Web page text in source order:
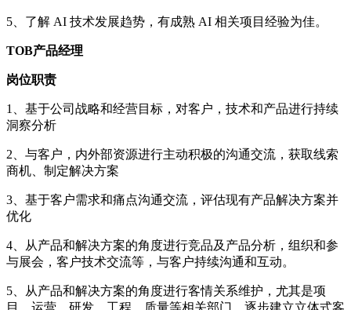
5、了解 AI 技术发展趋势，有成熟 AI 相关项目经验为佳。
TOB产品经理
岗位职责
1、基于公司战略和经营目标，对客户，技术和产品进行持续
洞察分析
2、与客户，内外部资源进行主动积极的沟通交流，获取线索
商机、制定解决方案
3、基于客户需求和痛点沟通交流，评估现有产品解决方案并
优化
4、从产品和解决方案的角度进行竞品及产品分析，组织和参
与展会，客户技术交流等，与客户持续沟通和互动。
5、从产品和解决方案的角度进行客情关系维护，尤其是项
目，运营，研发，工程，质量等相关部门，逐步建立立体式客